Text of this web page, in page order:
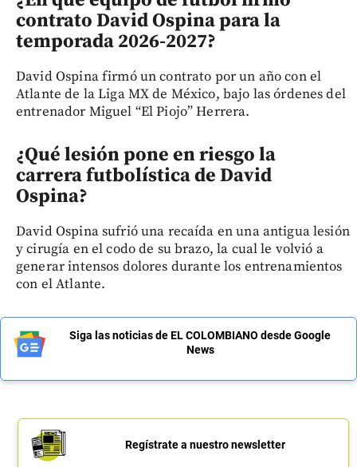
contrato David Ospina para la
temporada 2026-2027?
David Ospina firmó un contrato por un año con el
Atlante de la Liga MX de México, bajo las órdenes del
entrenador Miguel “El Piojo” Herrera.
¿Qué lesión pone en riesgo la
carrera futbolística de David
Ospina?
David Ospina sufrió una recaída en una antigua lesión
y cirugía en el codo de su brazo, la cual le volvió a
generar intensos dolores durante los entrenamientos
con el Atlante.
Siga las noticias de EL COLOMBIANO desde Google
News
Regístrate a nuestro newsletter